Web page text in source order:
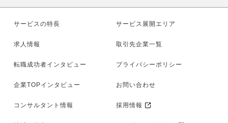
サービスの特長
求人情報
転職成功者インタビュー
企業TOPインタビュー
コンサルタント情報
サービス展開エリア
取引先企業一覧
プライバシーポリシー
お問い合わせ
採用情報